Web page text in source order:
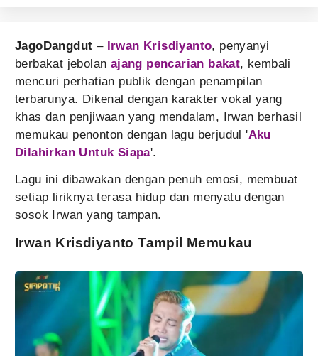
JagoDangdut – Irwan Krisdiyanto, penyanyi
berbakat jebolan ajang pencarian bakat, kembali
mencuri perhatian publik dengan penampilan
terbarunya. Dikenal dengan karakter vokal yang
khas dan penjiwaan yang mendalam, Irwan berhasil
memukau penonton dengan lagu berjudul 'Aku
Dilahirkan Untuk Siapa'.
Lagu ini dibawakan dengan penuh emosi, membuat
setiap liriknya terasa hidup dan menyatu dengan
sosok Irwan yang tampan.
Irwan Krisdiyanto Tampil Memukau